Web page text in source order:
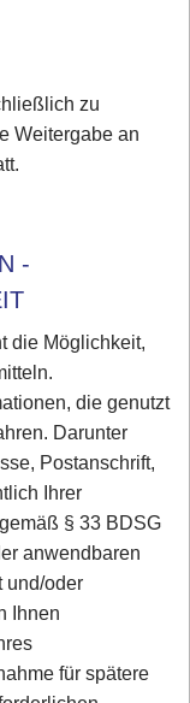
zu
Weitergabe an
-
die Möglichkeit,
die genutzt
Darunter
Postanschrift,
Ihrer
§ 33 BDSG
anwendbaren
und/oder
Ihnen
für spätere